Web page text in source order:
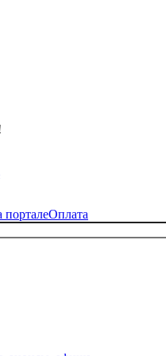
порталеОплата